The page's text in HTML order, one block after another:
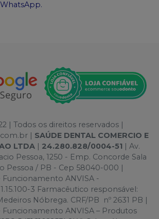
| Todos os direitos reservados |
| SAÚDE DENTAL COMERCIO E
LTDA | 24.280.828/0004-51 | Av.
Pessoa, 1250 - Emp. Concorde Sala
Pessoa / PB - Cep 58040-000 |
Funcionamento ANVISA -
3 Farmacêutico responsável:
Nóbrega. CRF/PB nº 2631 PB |
Funcionamento ANVISA – Produtos